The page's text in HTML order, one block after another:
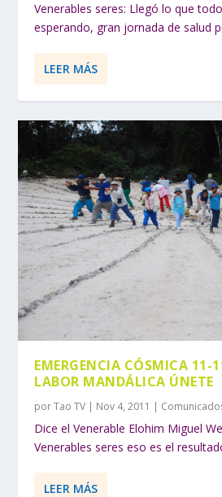
Venerables seres: Llegó lo que
esperando, gran jornada de salud
LEER MÁS
EMERGENCIA CÓSMICA 11-
LABOR MANDÁLICA ÚNETE
porTao TV | Nov 4, 2011 |
Dice el Venerable Elohim Miguel
Venerables seres eso es el
LEER MÁS